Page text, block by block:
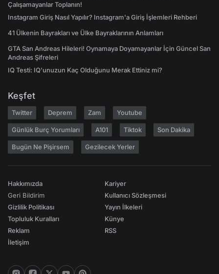
Çalışamayanlar Toplanın!
Instagram Giriş Nasıl Yapılır? Instagram'a Giriş İşlemleri Rehberi
41 Ülkenin Bayrakları ve Ülke Bayraklarının Anlamları
GTA San Andreas Hileleri! Oynamaya Doyamayanlar İçin Güncel San
Andreas Şifreleri
IQ Testi: IQ'unuzun Kaç Olduğunu Merak Ettiniz mi?
Keşfet
Twitter Deprem Zam Youtube
Günlük Burç Yorumları A101 Tiktok Son Dakika
Bugün Ne Pişirsem Gezilecek Yerler
Hakkımızda
Geri Bildirim
Gizlilik Politikası
Topluluk Kuralları
Reklam
İletişim
Kariyer
Kullanıcı Sözleşmesi
Yayın İlkeleri
Künye
RSS